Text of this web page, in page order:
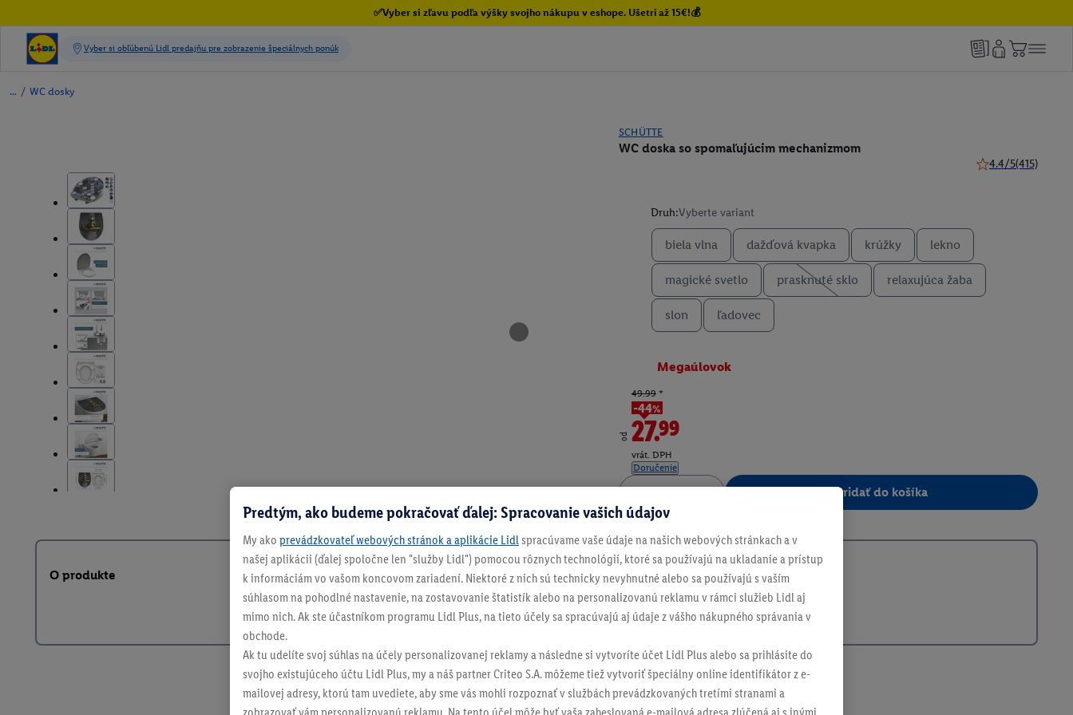
✅Vyber si zľavu podľa výšky svojho nákupu v eshope. Ušetri až 15€!💰
/ WC dosky
SCHÜTTE
WC doska so spomaľujúcim mechanizmom
4.4/5(415)
Druh:Vyberte variant
biela vlna dažďová kvapka krúžky lekno
magické svetlo prasknuté sklo relaxujúca žaba
slon ľadovec
Megaúlovok
od
49.99*
-44%
27.99
vrát. DPH
Doručenie
Pridať do košíka
Číslo produktu:
O produkte
Predtým, ako budeme pokračovať ďalej: Spracovanie vašich údajov
My ako prevádzkovateľ webových stránok a aplikácie Lidl spracúvame vaše údaje na našich webových stránkach a v
našej aplikácii (ďalej spoločne len "služby Lidl") pomocou rôznych technológií, ktoré sa používajú na ukladanie a prístup
k informáciám vo vašom koncovom zariadení. Niektoré z nich sú technicky nevyhnutné alebo sa používajú s vaším
súhlasom na pohodlné nastavenie, na zostavovanie štatistík alebo na personalizovanú reklamu v rámci služieb Lidl aj
mimo nich. Ak ste účastníkom programu Lidl Plus, na tieto účely sa spracúvajú aj údaje z vášho nákupného správania v
obchode.
Ak tu udelíte svoj súhlas na účely personalizovanej reklamy a následne si vytvoríte účet Lidl Plus alebo sa prihlásite do
svojho existujúceho účtu Lidl Plus, my a náš partner Criteo S.A. môžeme tiež vytvoriť špeciálny online identifikátor z e-
mailovej adresy, ktorú tam uvediete, aby sme vás mohli rozpoznať v službách prevádzkovaných tretími stranami a